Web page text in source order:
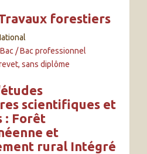
forestiers
Bac / Bac professionnel
sans diplôme
scientifiques et
: Forêt
et
rural Intégré